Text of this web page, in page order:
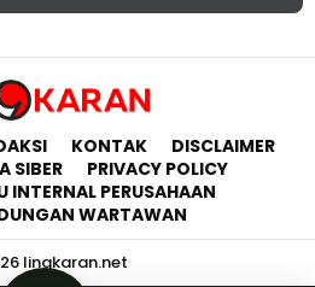
KONTAK
DISCLAIMER
SIBER
PRIVACY POLICY
INTERNAL PERUSAHAAN
WARTAWAN
lingkaran.net